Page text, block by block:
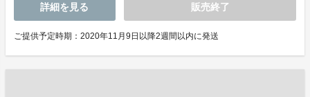
詳細を見る 販売終了
ご提供予定時期：2020年11月9日以降2週間以内に発送